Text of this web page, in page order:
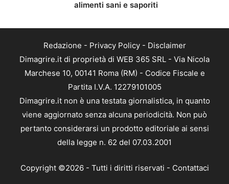
alimenti sani e saporiti
Redazione - Privacy Policy- Disclaimer
Dimagrire.it di proprietà di WEB 365 SRL - Via Nicola
Marchese 10, 00141 Roma (RM) - Codice Fiscale e
Partita I.V.A. 12279101005
Dimagrire.it non è una testata giornalistica, in quanto
viene aggiornato senza alcuna periodicità. Non può
pertanto considerarsi un prodotto editoriale ai sensi
della legge n. 62 del 07.03.2001
Copyright ©2026 - Tutti i diritti riservati - Contattaci